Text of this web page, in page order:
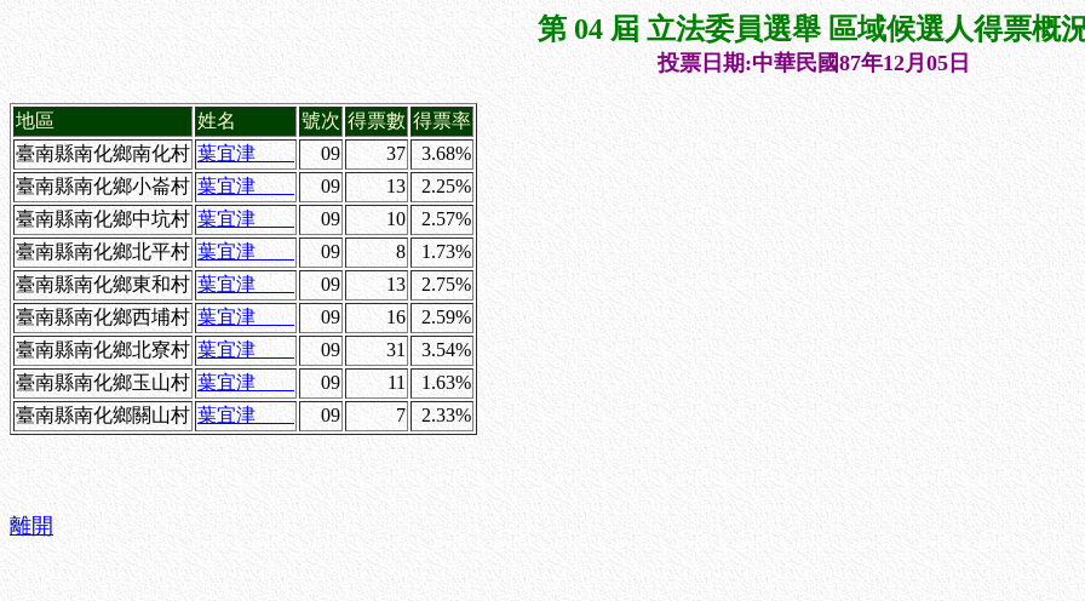
第 04 屆 立法委員選舉 區域候選人得票概
投票日期:中華民國87年12月05日
地區 姓名 號次 得票數 得票率
臺南縣南化鄉南化村 葉宜津 09 37
3.68%
臺南縣南化鄉小崙村 葉宜津 09 13
2.25%
臺南縣南化鄉中坑村 葉宜津 09 10
2.57%
臺南縣南化鄉北平村 葉宜津 09 8
1.73%
臺南縣南化鄉東和村 葉宜津 09 13
2.75%
臺南縣南化鄉西埔村 葉宜津 09 16
2.59%
臺南縣南化鄉北寮村 葉宜津 09 31
3.54%
臺南縣南化鄉玉山村 葉宜津 09 11
1.63%
臺南縣南化鄉關山村 葉宜津 09 7 2.33%
離開